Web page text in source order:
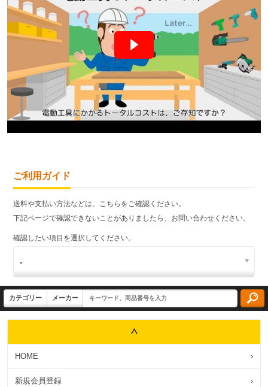
ご利用ガイド
送料や支払い方法などは、こちらをご確認ください。
下記ページで確認できないことがありましたら、お問い合わせください。
確認したい項目を選択してください。
HOME ›
新規会員登録 ›